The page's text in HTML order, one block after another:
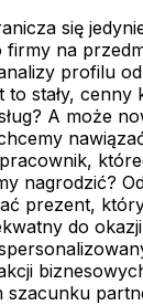
się
na
profilu
to stały,
A może
nagrodzić?
prezent,
do
szacunku